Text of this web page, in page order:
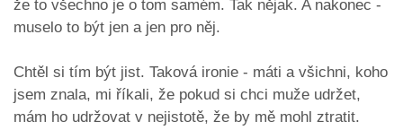
že to všechno je o tom samém. Tak nějak. A nakonec -
muselo to být jen a jen pro něj.
Chtěl si tím být jist. Taková ironie - máti a všichni, koho
jsem znala, mi říkali, že pokud si chci muže udržet,
mám ho udržovat v nejistotě, že by mě mohl ztratit.